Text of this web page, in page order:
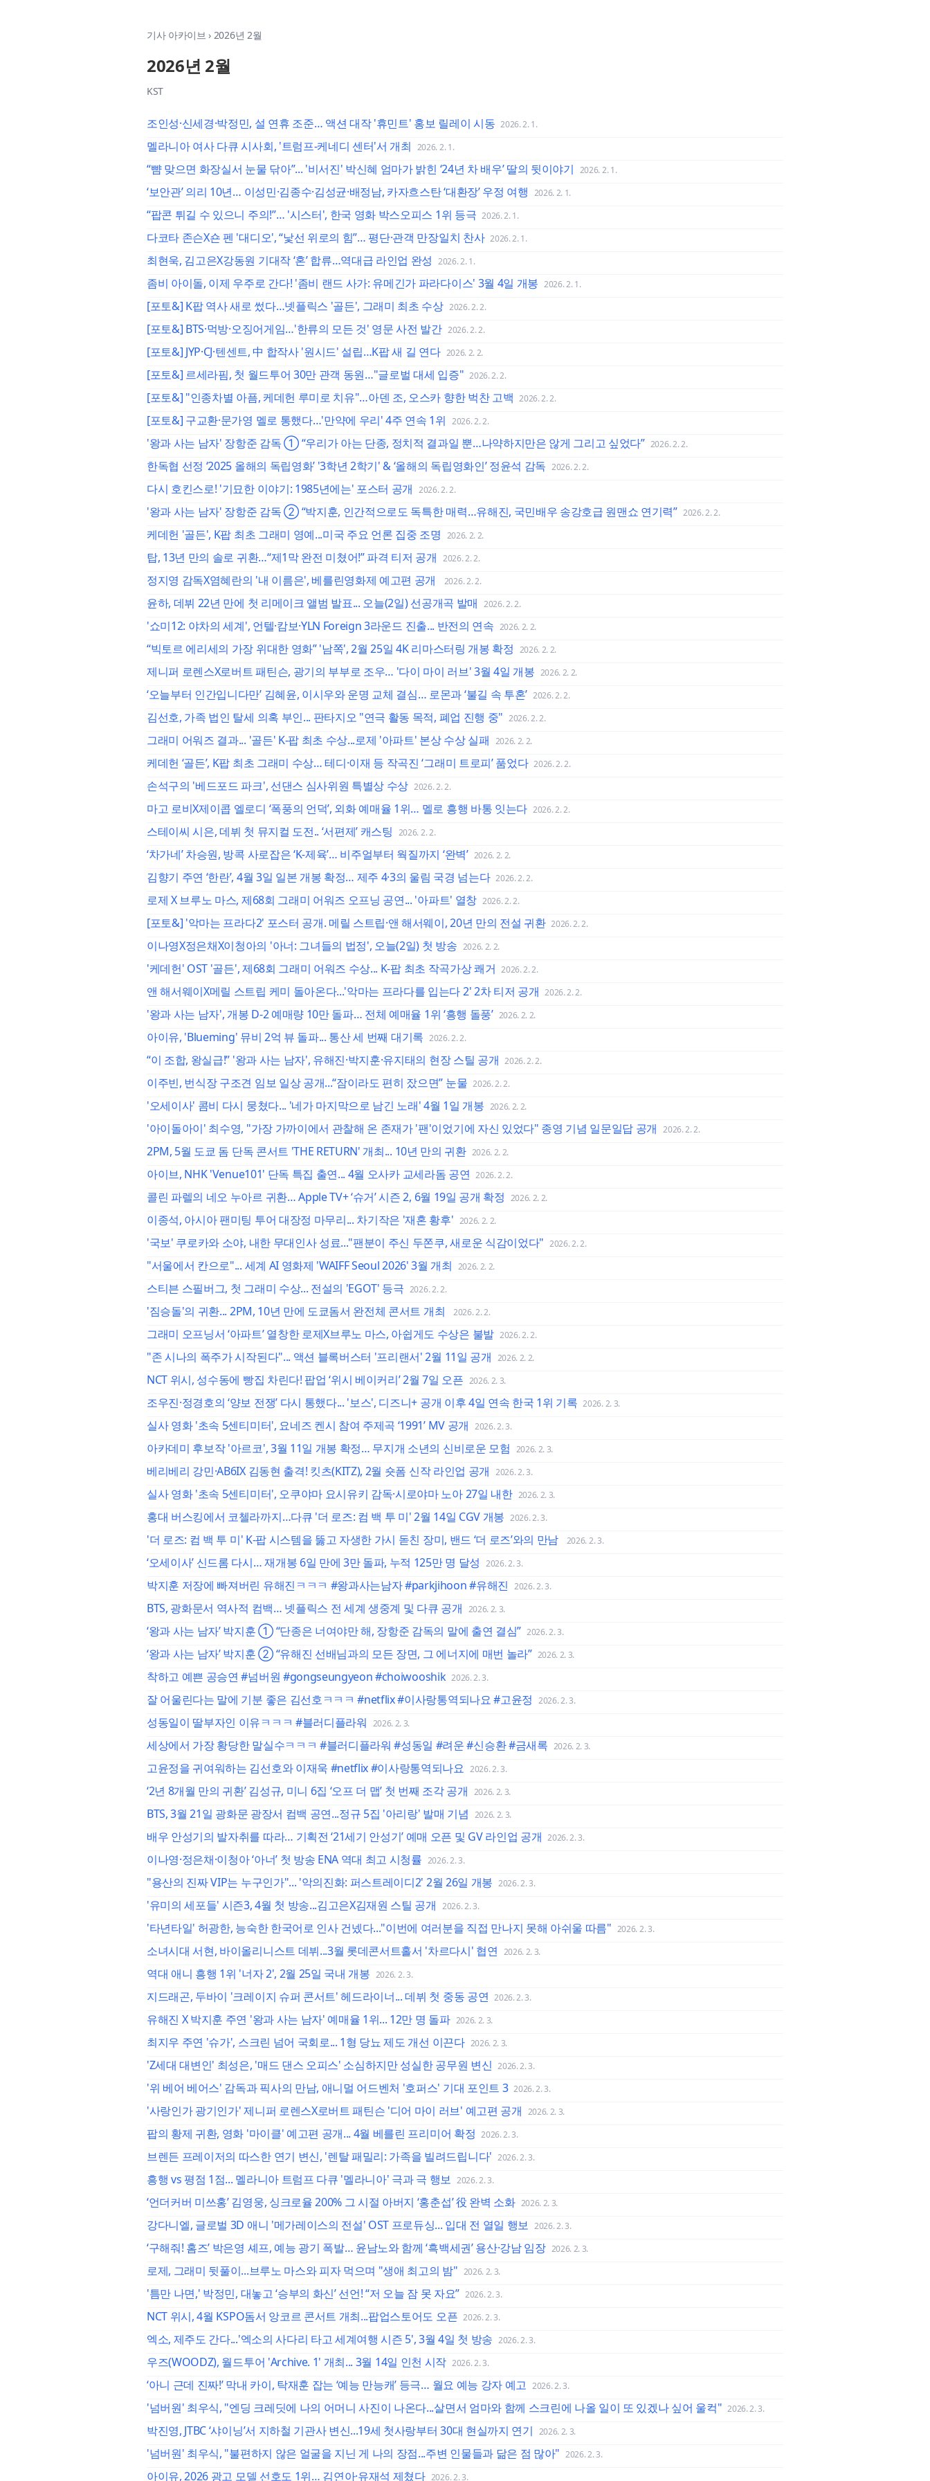
기사 아카이브 › 2026년 2월
2026년 2월
KST
조인성·신세경·박정민, 설 연휴 조준… 액션 대작 '휴민트' 홍보 릴레이 시동 2026. 2. 1.
멜라니아 여사 다큐 시사회, '트럼프-케네디 센터'서 개최 2026. 2. 1.
“뺨 맞으면 화장실서 눈물 닦아”... '비서진' 박신혜 엄마가 밝힌 ‘24년 차 배우’ 딸의 뒷이야기 2026. 2. 1.
‘보안관’ 의리 10년… 이성민·김종수·김성균·배정남, 카자흐스탄 ‘대환장’ 우정 여행 2026. 2. 1.
“팝콘 튀길 수 있으니 주의!”… '시스터', 한국 영화 박스오피스 1위 등극 2026. 2. 1.
다코타 존슨X숀 펜 '대디오', “낯선 위로의 힘”… 평단·관객 만장일치 찬사 2026. 2. 1.
최현욱, 김고은X강동원 기대작 ‘혼’ 합류…역대급 라인업 완성 2026. 2. 1.
좀비 아이돌, 이제 우주로 간다! '좀비 랜드 사가: 유메긴가 파라다이스' 3월 4일 개봉 2026. 2. 1.
[포토&] K팝 역사 새로 썼다…넷플릭스 '골든', 그래미 최초 수상 2026. 2. 2.
[포토&] BTS·먹방·오징어게임…'한류의 모든 것' 영문 사전 발간 2026. 2. 2.
[포토&] JYP·CJ·텐센트, 中 합작사 '원시드' 설립…K팝 새 길 연다 2026. 2. 2.
[포토&] 르세라핌, 첫 월드투어 30만 관객 동원…"글로벌 대세 입증" 2026. 2. 2.
[포토&] "인종차별 아픔, 케데헌 루미로 치유"…아덴 조, 오스카 향한 벅찬 고백 2026. 2. 2.
[포토&] 구교환·문가영 멜로 통했다…'만약에 우리' 4주 연속 1위 2026. 2. 2.
'왕과 사는 남자' 장항준 감독 ① “우리가 아는 단종, 정치적 결과일 뿐…나약하지만은 않게 그리고 싶었다” 2026. 2. 2.
한독협 선정 ‘2025 올해의 독립영화’ '3학년 2학기' & ‘올해의 독립영화인’ 정윤석 감독 2026. 2. 2.
다시 호킨스로! '기묘한 이야기: 1985년에는' 포스터 공개 2026. 2. 2.
'왕과 사는 남자' 장항준 감독 ② “박지훈, 인간적으로도 독특한 매력…유해진, 국민배우 송강호급 원맨쇼 연기력” 2026. 2. 2.
케데헌 '골든', K팝 최초 그래미 영예...미국 주요 언론 집중 조명 2026. 2. 2.
탑, 13년 만의 솔로 귀환…“제1막 완전 미쳤어!” 파격 티저 공개 2026. 2. 2.
정지영 감독X염혜란의 '내 이름은', 베를린영화제 예고편 공개 2026. 2. 2.
윤하, 데뷔 22년 만에 첫 리메이크 앨범 발표... 오늘(2일) 선공개곡 발매 2026. 2. 2.
'쇼미12: 야차의 세계', 언텔·캄보·YLN Foreign 3라운드 진출... 반전의 연속 2026. 2. 2.
“빅토르 에리세의 가장 위대한 영화” '남쪽', 2월 25일 4K 리마스터링 개봉 확정 2026. 2. 2.
제니퍼 로렌스X로버트 패틴슨, 광기의 부부로 조우… '다이 마이 러브' 3월 4일 개봉 2026. 2. 2.
‘오늘부터 인간입니다만’ 김혜윤, 이시우와 운명 교체 결심… 로몬과 ‘불길 속 투혼’ 2026. 2. 2.
김선호, 가족 법인 탈세 의혹 부인... 판타지오 "연극 활동 목적, 폐업 진행 중" 2026. 2. 2.
그래미 어워즈 결과... '골든' K-팝 최초 수상...로제 '아파트' 본상 수상 실패 2026. 2. 2.
케데헌 ‘골든’, K팝 최초 그래미 수상… 테디·이재 등 작곡진 ‘그래미 트로피’ 품었다 2026. 2. 2.
손석구의 '베드포드 파크', 선댄스 심사위원 특별상 수상 2026. 2. 2.
마고 로비X제이콥 엘로디 ‘폭풍의 언덕’, 외화 예매율 1위… 멜로 흥행 바통 잇는다 2026. 2. 2.
스테이씨 시은, 데뷔 첫 뮤지컬 도전.. ‘서편제’ 캐스팅 2026. 2. 2.
‘차가네’ 차승원, 방콕 사로잡은 ‘K-제육’… 비주얼부터 웍질까지 ‘완벽’ 2026. 2. 2.
김향기 주연 ‘한란’, 4월 3일 일본 개봉 확정… 제주 4·3의 울림 국경 넘는다 2026. 2. 2.
로제 X 브루노 마스, 제68회 그래미 어워즈 오프닝 공연... '아파트' 열창 2026. 2. 2.
[포토&] '악마는 프라다2' 포스터 공개. 메릴 스트립·앤 해서웨이, 20년 만의 전설 귀환 2026. 2. 2.
이나영X정은채X이청아의 '아너: 그녀들의 법정', 오늘(2일) 첫 방송 2026. 2. 2.
'케데헌' OST '골든', 제68회 그래미 어워즈 수상... K-팝 최초 작곡가상 쾌거 2026. 2. 2.
앤 해서웨이X메릴 스트립 케미 돌아온다...'악마는 프라다를 입는다 2' 2차 티저 공개 2026. 2. 2.
'왕과 사는 남자', 개봉 D-2 예매량 10만 돌파… 전체 예매율 1위 ‘흥행 돌풍’ 2026. 2. 2.
아이유, 'Blueming' 뮤비 2억 뷰 돌파... 통산 세 번째 대기록 2026. 2. 2.
“이 조합, 왕실급!” '왕과 사는 남자', 유해진·박지훈·유지태의 현장 스틸 공개 2026. 2. 2.
이주빈, 번식장 구조견 임보 일상 공개...“잠이라도 편히 잤으면” 눈물 2026. 2. 2.
'오세이사' 콤비 다시 뭉쳤다... '네가 마지막으로 남긴 노래' 4월 1일 개봉 2026. 2. 2.
'아이돌아이' 최수영, "가장 가까이에서 관찰해 온 존재가 '팬'이었기에 자신 있었다" 종영 기념 일문일답 공개 2026. 2. 2.
2PM, 5월 도쿄 돔 단독 콘서트 'THE RETURN' 개최... 10년 만의 귀환 2026. 2. 2.
아이브, NHK 'Venue101' 단독 특집 출연... 4월 오사카 교세라돔 공연 2026. 2. 2.
콜린 파렐의 네오 누아르 귀환… Apple TV+ ‘슈거’ 시즌 2, 6월 19일 공개 확정 2026. 2. 2.
이종석, 아시아 팬미팅 투어 대장정 마무리... 차기작은 '재혼 황후' 2026. 2. 2.
'국보' 쿠로카와 소야, 내한 무대인사 성료..."팬분이 주신 두쫀쿠, 새로운 식감이었다" 2026. 2. 2.
"서울에서 칸으로"... 세계 AI 영화제 'WAIFF Seoul 2026' 3월 개최 2026. 2. 2.
스티븐 스필버그, 첫 그래미 수상... 전설의 'EGOT' 등극 2026. 2. 2.
'짐승돌'의 귀환... 2PM, 10년 만에 도쿄돔서 완전체 콘서트 개최 2026. 2. 2.
그래미 오프닝서 ‘아파트’ 열창한 로제X브루노 마스, 아쉽게도 수상은 불발 2026. 2. 2.
"존 시나의 폭주가 시작된다"... 액션 블록버스터 '프리랜서' 2월 11일 공개 2026. 2. 2.
NCT 위시, 성수동에 빵집 차린다! 팝업 ‘위시 베이커리’ 2월 7일 오픈 2026. 2. 3.
조우진·정경호의 ‘양보 전쟁’ 다시 통했다... '보스', 디즈니+ 공개 이후 4일 연속 한국 1위 기록 2026. 2. 3.
실사 영화 '초속 5센티미터', 요네즈 켄시 참여 주제곡 ‘1991’ MV 공개 2026. 2. 3.
아카데미 후보작 '아르코', 3월 11일 개봉 확정… 무지개 소년의 신비로운 모험 2026. 2. 3.
베리베리 강민·AB6IX 김동현 출격! 킷츠(KITZ), 2월 숏폼 신작 라인업 공개 2026. 2. 3.
실사 영화 '초속 5센티미터', 오쿠야마 요시유키 감독·시로야마 노아 27일 내한 2026. 2. 3.
홍대 버스킹에서 코첼라까지…다큐 '더 로즈: 컴 백 투 미' 2월 14일 CGV 개봉 2026. 2. 3.
'더 로즈: 컴 백 투 미' K-팝 시스템을 뚫고 자생한 가시 돋친 장미, 밴드 ‘더 로즈’와의 만남 2026. 2. 3.
‘오세이사’ 신드롬 다시… 재개봉 6일 만에 3만 돌파, 누적 125만 명 달성 2026. 2. 3.
박지훈 저장에 빠져버린 유해진ㅋㅋㅋ #왕과사는남자 #parkjihoon #유해진 2026. 2. 3.
BTS, 광화문서 역사적 컴백… 넷플릭스 전 세계 생중계 및 다큐 공개 2026. 2. 3.
‘왕과 사는 남자’ 박지훈 ① “단종은 너여야만 해, 장항준 감독의 말에 출연 결심” 2026. 2. 3.
‘왕과 사는 남자’ 박지훈 ② “유해진 선배님과의 모든 장면, 그 에너지에 매번 놀라” 2026. 2. 3.
착하고 예쁜 공승연 #넘버원 #gongseungyeon #choiwooshik 2026. 2. 3.
잘 어울린다는 말에 기분 좋은 김선호ㅋㅋㅋ #netflix #이사랑통역되나요 #고윤정 2026. 2. 3.
성동일이 딸부자인 이유ㅋㅋㅋ #블러디플라워 2026. 2. 3.
세상에서 가장 황당한 말실수ㅋㅋㅋ #블러디플라워 #성동일 #려운 #신승환 #금새록 2026. 2. 3.
고윤정을 귀여워하는 김선호와 이재욱 #netflix #이사랑통역되나요 2026. 2. 3.
‘2년 8개월 만의 귀환’ 김성규, 미니 6집 ‘오프 더 맵’ 첫 번째 조각 공개 2026. 2. 3.
BTS, 3월 21일 광화문 광장서 컴백 공연...정규 5집 '아리랑' 발매 기념 2026. 2. 3.
배우 안성기의 발자취를 따라… 기획전 ‘21세기 안성기’ 예매 오픈 및 GV 라인업 공개 2026. 2. 3.
이나영·정은채·이청아 ‘아너’ 첫 방송 ENA 역대 최고 시청률 2026. 2. 3.
"용산의 진짜 VIP는 누구인가"... '악의진화: 퍼스트레이디2' 2월 26일 개봉 2026. 2. 3.
'유미의 세포들' 시즌3, 4월 첫 방송...김고은X김재원 스틸 공개 2026. 2. 3.
'타년타일' 허광한, 능숙한 한국어로 인사 건넸다..."이번에 여러분을 직접 만나지 못해 아쉬울 따름" 2026. 2. 3.
소녀시대 서현, 바이올리니스트 데뷔...3월 롯데콘서트홀서 '차르다시' 협연 2026. 2. 3.
역대 애니 흥행 1위 '너자 2', 2월 25일 국내 개봉 2026. 2. 3.
지드래곤, 두바이 '크레이지 슈퍼 콘서트' 헤드라이너... 데뷔 첫 중동 공연 2026. 2. 3.
유해진 X 박지훈 주연 '왕과 사는 남자' 예매율 1위... 12만 명 돌파 2026. 2. 3.
최지우 주연 '슈가', 스크린 넘어 국회로... 1형 당뇨 제도 개선 이끈다 2026. 2. 3.
'Z세대 대변인' 최성은, '매드 댄스 오피스' 소심하지만 성실한 공무원 변신 2026. 2. 3.
'위 베어 베어스' 감독과 픽사의 만남, 애니멀 어드벤처 '호퍼스' 기대 포인트 3 2026. 2. 3.
'사랑인가 광기인가' 제니퍼 로렌스X로버트 패틴슨 '디어 마이 러브' 예고편 공개 2026. 2. 3.
팝의 황제 귀환, 영화 '마이클' 예고편 공개... 4월 베를린 프리미어 확정 2026. 2. 3.
브렌든 프레이저의 따스한 연기 변신, '렌탈 패밀리: 가족을 빌려드립니다' 2026. 2. 3.
흥행 vs 평점 1점... 멜라니아 트럼프 다큐 '멜라니아' 극과 극 행보 2026. 2. 3.
‘언더커버 미쓰홍’ 김영웅, 싱크로율 200% 그 시절 아버지 ‘홍춘섭’ 役 완벽 소화 2026. 2. 3.
강다니엘, 글로벌 3D 애니 '메가레이스의 전설' OST 프로듀싱... 입대 전 열일 행보 2026. 2. 3.
‘구해줘! 홈즈’ 박은영 셰프, 예능 광기 폭발… 윤남노와 함께 ‘흑백세권’ 용산·강남 임장 2026. 2. 3.
로제, 그래미 뒷풀이...브루노 마스와 피자 먹으며 "생애 최고의 밤" 2026. 2. 3.
'틈만 나면,' 박정민, 대놓고 ‘승부의 화신’ 선언! “저 오늘 잠 못 자요” 2026. 2. 3.
NCT 위시, 4월 KSPO돔서 앙코르 콘서트 개최...팝업스토어도 오픈 2026. 2. 3.
엑소, 제주도 간다...'엑소의 사다리 타고 세계여행 시즌 5', 3월 4일 첫 방송 2026. 2. 3.
우즈(WOODZ), 월드투어 'Archive. 1' 개최... 3월 14일 인천 시작 2026. 2. 3.
‘아니 근데 진짜!’ 막내 카이, 탁재훈 잡는 ‘예능 만능캐’ 등극… 월요 예능 강자 예고 2026. 2. 3.
'넘버원' 최우식, "엔딩 크레딧에 나의 어머니 사진이 나온다...살면서 엄마와 함께 스크린에 나올 일이 또 있겠나 싶어 울컥" 2026. 2. 3.
박진영, JTBC ‘샤이닝’서 지하철 기관사 변신...19세 첫사랑부터 30대 현실까지 연기 2026. 2. 3.
'넘버원' 최우식, "불편하지 않은 얼굴을 지닌 게 나의 장점...주변 인물들과 닮은 점 많아" 2026. 2. 3.
아이유, 2026 광고 모델 선호도 1위… 김연아·유재석 제쳤다 2026. 2. 3.